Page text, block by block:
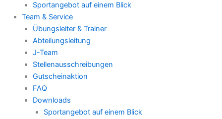
Sportangebot auf einem Blick
Team & Service
Übungsleiter & Trainer
Abteilungsleitung
J-Team
Stellenausschreibungen
Gutscheinaktion
FAQ
Downloads
Sportangebot auf einem Blick